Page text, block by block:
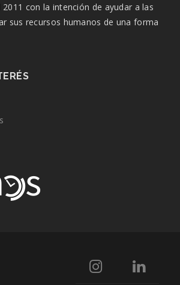
con la intención de ayudar a las
sus recursos humanos de una forma